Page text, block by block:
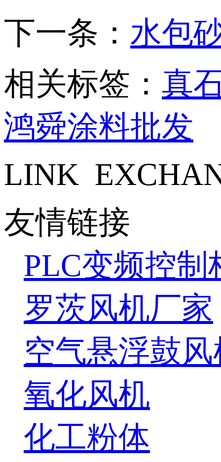
下一条： 水包
相关标签： 真
鸿舜涂料批发
LINK
友情链接
PLC变频控制
罗茨风机厂家
空气悬浮鼓风
氧化风机
化工粉体